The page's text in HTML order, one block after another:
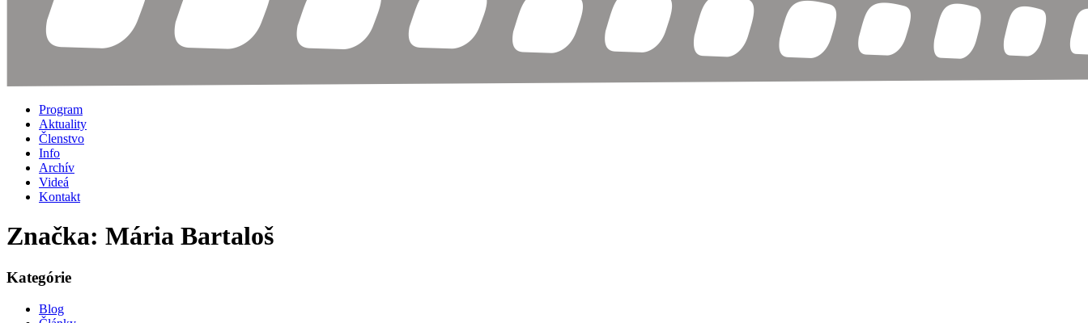
Program
Aktuality
Členstvo
Info
Archív
Videá
Kontakt
Značka: Mária Bartaloš
Kategórie
Blog